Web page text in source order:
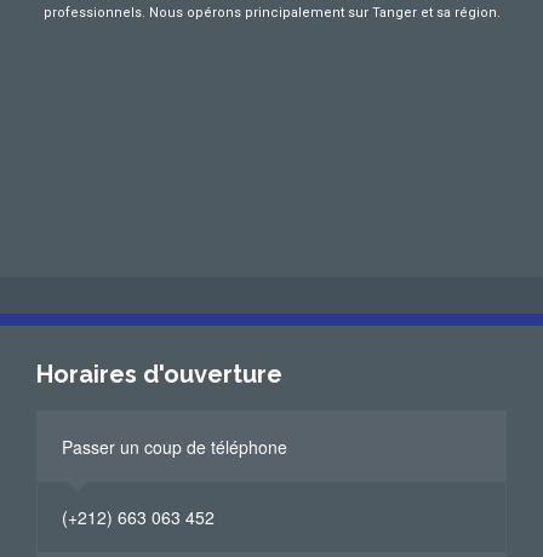
professionnels. Nous opérons principalement sur Tanger et sa région.
Horaires d'ouverture
Passer un coup de téléphone
(+212) 663 063 452